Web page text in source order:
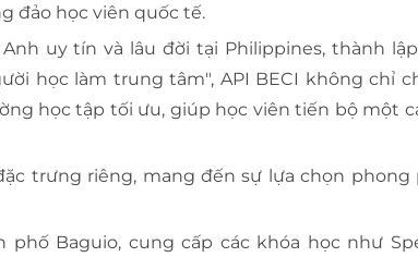
đảo học viên quốc tế.
uy tín và lâu đời tại Philippines, thành
học làm trung tâm", API BECI không chỉ
học tập tối ưu, giúp học viên tiến bộ một
trưng riêng, mang đến sự lựa chọn phong
phố Baguio, cung cấp các khóa học như